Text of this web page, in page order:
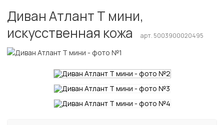
Диван Атлант Т мини,
искусственная кожа
арт. 5003900020495